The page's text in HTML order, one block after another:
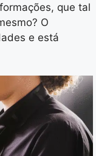
que tal
O
e está